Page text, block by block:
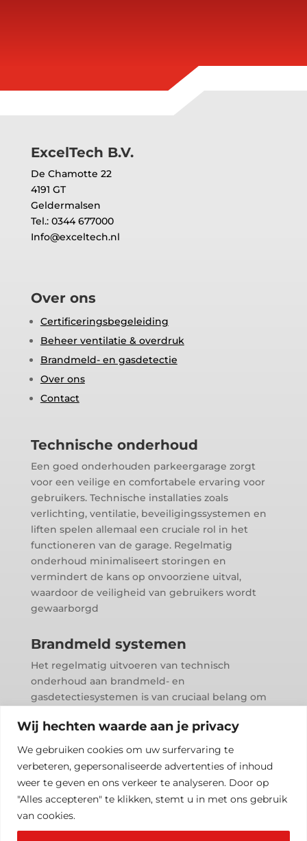
Wij hechten waarde aan je privacy
We gebruiken cookies om uw surfervaring te
verbeteren, gepersonaliseerde advertenties of inhoud
weer te geven en ons verkeer te analyseren. Door op
"Alles accepteren" te klikken, stemt u in met ons gebruik
van cookies.
ExcelTech B.V.
De Chamotte 22
4191 GT
Geldermalsen
Tel.: 0344 677000
Info@exceltech.nl
Over ons
Certificeringsbegeleiding
Beheer ventilatie & overdruk
Brandmeld- en gasdetectie
Over ons
Contact
Technische onderhoud
Een goed onderhouden parkeergarage zorgt
voor een veilige en comfortabele ervaring voor
gebruikers. Technische installaties zoals
verlichting, ventilatie, beveiligingssystemen en
liften spelen allemaal een cruciale rol in het
functioneren van de garage. Regelmatig
onderhoud minimaliseert storingen en
vermindert de kans op onvoorziene uitval,
waardoor de veiligheid van gebruikers wordt
gewaarborgd
Brandmeld systemen
Het regelmatig uitvoeren van technisch
onderhoud aan brandmeld- en
gasdetectiesystemen is van cruciaal belang om
gebruik in geval van een noodsituatie.
Onderhoudswerkzaamheden helpen bij het
identificeren en oplossen van mogelijke
problemen voordat ze leiden tot storingen of
valse alarmen.